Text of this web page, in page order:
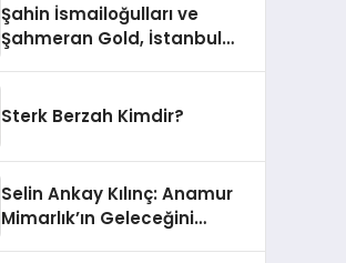
Şahin İsmailoğulları ve
Şahmeran Gold, İstanbul
Sterk Berzah Kimdir?
Selin Ankay Kılınç: Anamur
Mimarlık’ın Geleceğini